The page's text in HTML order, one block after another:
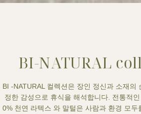
BI-NATURAL
BI -NATURAL 컬렉션은 장인 정신과 소재의
정한 감성으로 휴식을 해석합니다. 전통적
0% 천연 라텍스 와 말털은 사람과 환경 모두